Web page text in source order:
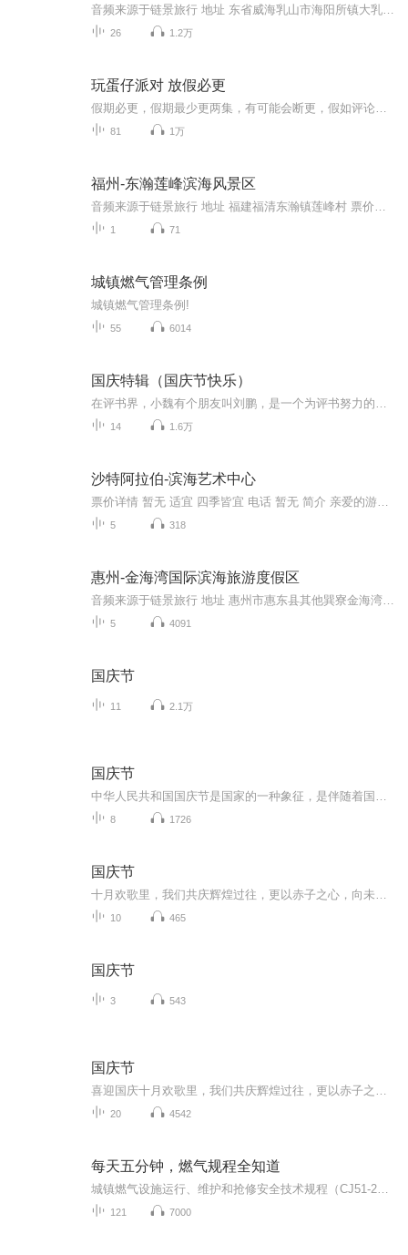
26 1.2万
玩蛋仔派对 放假必更
81 1万
福州-东瀚莲峰滨海风景区
1 71
城镇燃气管理条例
城镇燃气管理条例!
55 6014
国庆特辑（国庆节快乐）
14 1.6万
沙特阿拉伯-滨海艺术中心
5 318
惠州-金海湾国际滨海旅游度假区
5 4091
国庆节
11 2.1万
国庆节
8 1726
国庆节
10 465
国庆节
3 543
国庆节
20 4542
每天五分钟，燃气规程全知道
121 7000